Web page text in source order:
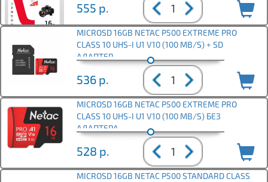
555 р.
MICROSD 16GB NETAC P500 EXTREME PRO
CLASS 10 UHS-I U1 V10 (100 MB/S) + SD
АДАПТЕР
536 р.
MICROSD 16GB NETAC P500 EXTREME PRO
CLASS 10 UHS-I U1 V10 (100 MB/S) БЕЗ
АДАПТЕРА
528 р.
MICROSD 16GB NETAC P500 STANDARD CLASS